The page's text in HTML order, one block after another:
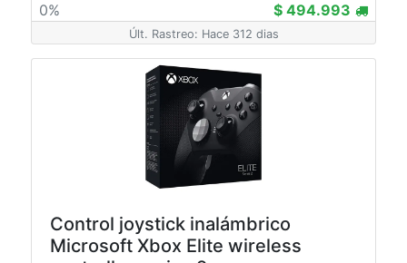
0% $ 494.993
Últ. Rastreo: Hace 312 dias
Control joystick inalámbrico
Microsoft Xbox Elite wireless